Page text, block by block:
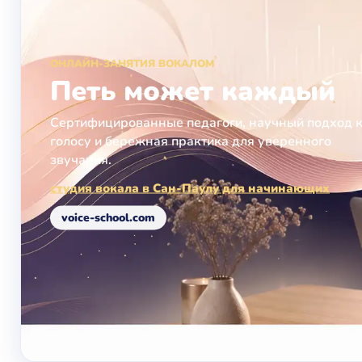
ОНЛАЙН-ЗАНЯТИЯ ВОКАЛОМ
Петь может каждый
Сертифицированные педагоги, научный подход к
голосу и бережная практика для уверенного
звучания.
студия вокала в Сан-Паулу для начинающих
voice-school.com